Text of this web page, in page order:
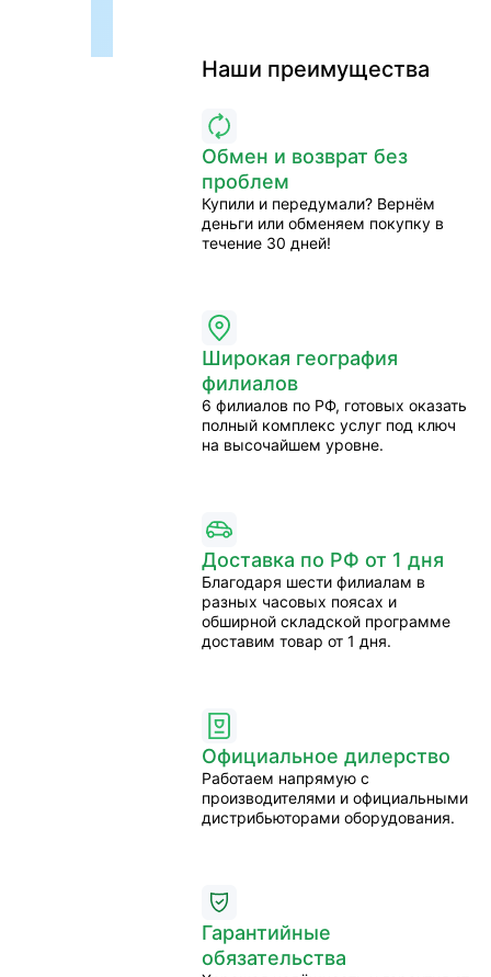
Наши преимущества
Обмен и возврат без
проблем
Купили и передумали? Вернём
деньги или обменяем покупку в
течение 30 дней!
Широкая география
филиалов
6 филиалов по РФ, готовых оказать
полный комплекс услуг под ключ
на высочайшем уровне.
Доставка по РФ от 1 дня
Благодаря шести филиалам в
разных часовых поясах и
обширной складской программе
доставим товар от 1 дня.
Официальное дилерство
Работаем напрямую с
производителями и официальными
дистрибьюторами оборудования.
Гарантийные
обязательства